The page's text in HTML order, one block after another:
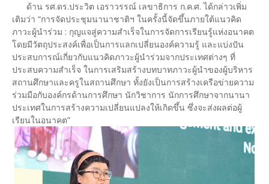
ด้าน รศ.ดร.ประวิต เอราวรรณ์ เลขาธิการ ก.ค.ศ. ได้กล่าวเพิ่ม
เติมว่า “การจัดประชุมนานาชาติฯ ในครั้งนี้จัดขึ้นภายใต้แนวคิด
ภาวะผู้นำร่วม : กุญแจสู่ความสำเร็จในการจัดการเรียนรู้แห่งอนาคต
โดยมีวัตถุประสงค์เพื่อเป็นการแลกเปลี่ยนองค์ความรู้ และแบ่งปัน
ประสบการณ์เกี่ยวกับแนวคิดภาวะผู้นำร่วมจากประเทศต่างๆ ที่
ประสบความสำเร็จ ในการเสริมสร้างบทบาทภาวะผู้นำของผู้บริหาร
สถานศึกษาและครูในสถานศึกษา ทั้งยังเป็นการสร้างเครือข่ายความ
ร่วมมือกับองค์กรด้านการศึกษา นักวิชาการ นักการศึกษาจากนานา
ประเทศในการสร้างความเปลี่ยนแปลงให้เกิดขึ้น ซึ่งจะส่งผลต่อผู้
เรียนในอนาคต”